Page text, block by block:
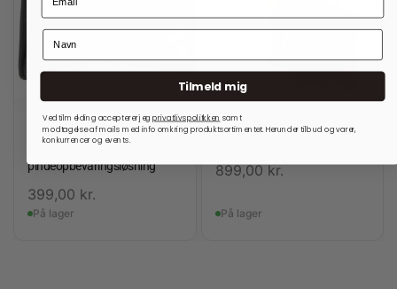
OPBEVARING TIL
STRIKKEPINDE
pindeopbevaringsløsning
399,00 kr.
På lager
RE:DESIGNED
899,00kr.
På lager
Tilmeld mig
Ved tilmelding accepterer jeg privatlivspolitkken samt
modtagelse af mails med info omkring produktsortimentet. Herunder tilbud og varer,
konkurrencer og events.